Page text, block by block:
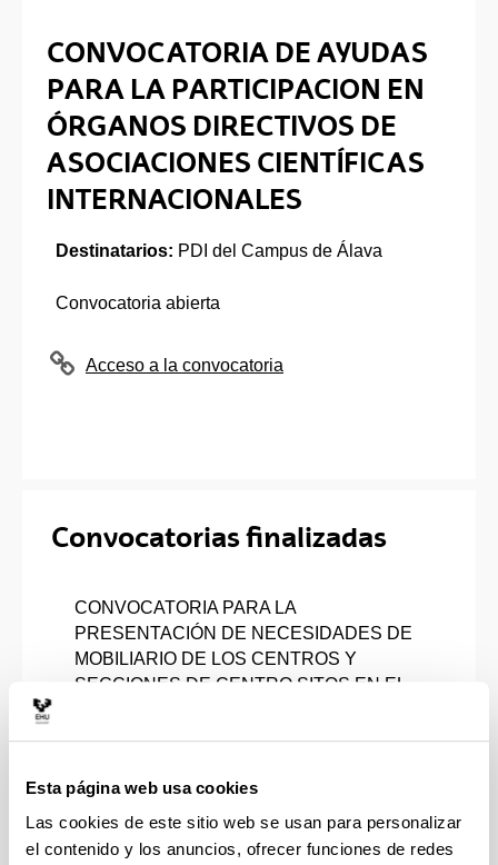
Esta página web usa cookies
Las cookies de este sitio web se usan para personalizar
el contenido y los anuncios, ofrecer funciones de redes
CONVOCATORIA DE AYUDAS
PARA LA PARTICIPACION EN
ÓRGANOS DIRECTIVOS DE
ASOCIACIONES CIENTÍFICAS
INTERNACIONALES
Destinatarios: PDI del Campus de Álava
Convocatoria abierta
Acceso a la convocatoria
Convocatorias finalizadas
CONVOCATORIA PARA LA
PRESENTACIÓN DE NECESIDADES DE
MOBILIARIO DE LOS CENTROS Y
SECCIONES DE CENTRO SITOS EN EL
REALIZACIÓN DE PRÁCTICAS DE
CAMPO EN EL EJERCICIO 2026